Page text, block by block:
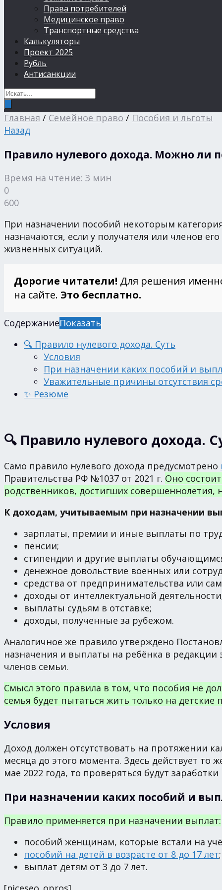
Права потребителей
Медицинское право
Транспортные средства
Калькуляторы
Проект 2025
Рубль
Антисанкции
Главная / Семейное право / Пособия и льготы
Назад
Правило нулевого дохода. Можно ли
Время на чтение: 3 мин
0
600
При назначении пособий некоторым
назначаются, если у получателя или членов
жизненных ситуаций.
Дорогие читатели! Для решения
на сайте. Это бесплатно.
СодержаниеПоказать
🔍 Правило нулевого дохода. Суть
Условия
При назначении каких пособий и
Уважительные причины отсутствия
✨ Резюме
🔍 Правило нулевого дохода.
Само правило нулевого дохода предусмотрено
Правительства РФ №1037 от 2021 г. Оно
родственников, достигших совершеннолетия,
К доходам, учитываемым при назначении
зарплаты, премии и иные выплаты по
пенсии;
стипендии и другие выплаты
денежное довольствие военных или
средства от предпринимательства или
доходы от интеллектуальной
выплаты судьям в отставке;
доходы, полученные за рубежом.
Аналогичное же правило утверждено
назначения и выплаты на ребёнка в редакции
членов семьи.
Смысл этого правила в том, что пособия не
семья будет пытаться жить только на детские
Условия
Доход должен отсутствовать на протяжении
месяца до этого момента. Здесь действует то
мае 2022 года, то проверяться будут
При назначении каких пособий и
Правило применяется при назначении выплат:
пособий женщинам, которые встали на
пособий на детей в возрасте от 8 до 17 лет;
выплат детям от 3 до 7 лет.